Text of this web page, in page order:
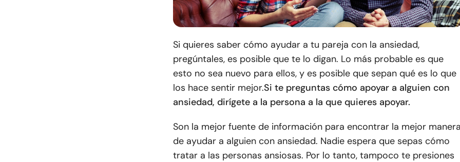
Si quieres saber cómo ayudar a tu pareja con la ansiedad,
pregúntales, es posible que te lo digan. Lo más probable es que
esto no sea nuevo para ellos, y es posible que sepan qué es lo que
los hace sentir mejor.Si te preguntas cómo apoyar a alguien con
ansiedad, dirígete a la persona a la que quieres apoyar.
Son la mejor fuente de información para encontrar la mejor
de ayudar a alguien con ansiedad. Nadie espera que sepas cómo
tratar a las personas ansiosas. Por lo tanto, tampoco te presiones